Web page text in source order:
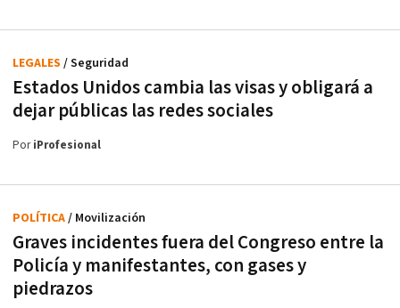
Estados Unidos cambia las visas y obligará a
dejar públicas las redes sociales
LEGALES / Seguridad
PoriProfesional
Graves incidentes fuera del Congreso entre la
Policía y manifestantes, con gases y
piedrazos
POLÍTICA/ Movilización